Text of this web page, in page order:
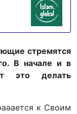
стремятся
В начале и в
это делать
к Своим